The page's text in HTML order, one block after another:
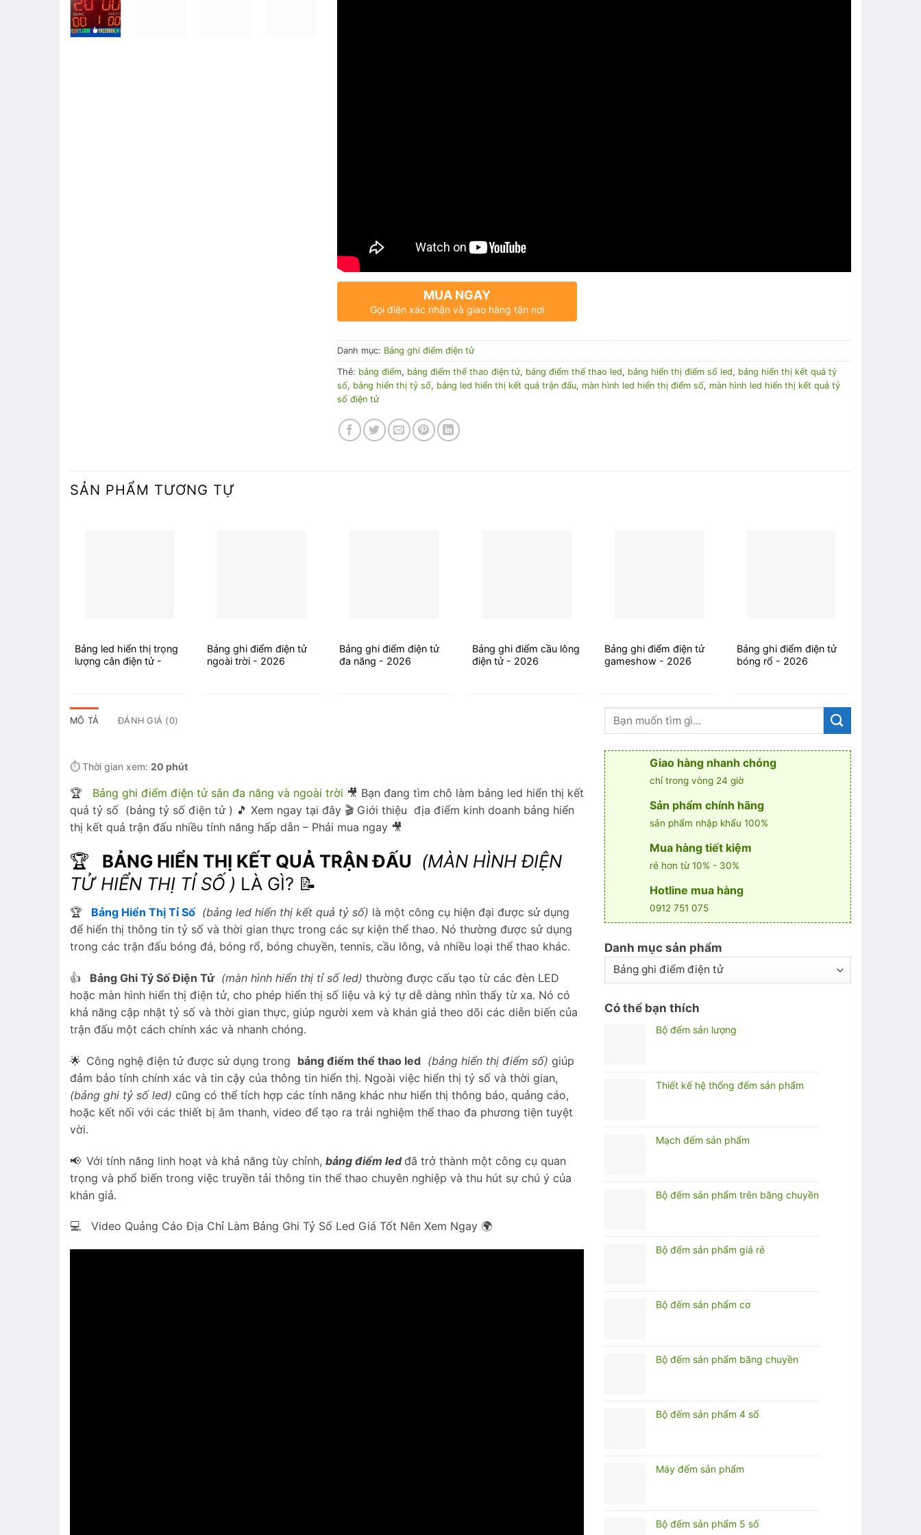
MUA NGAY
Gọi điện xác nhận và giao hàng tận nơi
Danh mục: Bảng ghi điểm điện tử
Thẻ: bảng điểm, bảng điểm thể thao điện tử, bảng điểm thể thao led, bảng hiển thị điểm số led, bảng hiển thị kết quả tỷ
số, bảng hiển thị tỷ số, bảng led hiển thị kết quả trận đấu, màn hình led hiển thị điểm số, màn hình led hiển thị kết quả tỷ
số điện tử
SẢN PHẨM TƯƠNG TỰ
Bảng led hiển thị trọng
lượng cân điện tử -
Bảng ghi điểm điện tử
ngoài trời - 2026
Bảng ghi điểm điện tử
đa năng - 2026
Bảng ghi điểm cầu lông
điện tử - 2026
Bảng ghi điểm điện tử
gameshow - 2026
Bảng ghi điểm điện tử
bóng rổ - 2026
MÔ TẢ ĐÁNH GIÁ (0)
⏱️ Thời gian xem: 20 phút
🏆 Bảng ghi điểm điện tử sân đa năng và ngoài trời 🎥 Bạn đang tìm chô làm bảng led hiển thị kết
quả tỷ số (bảng tỷ số điện tử ) 🎵 Xem ngay tại đây 🎬 Giới thiệu địa điểm kinh doanh bảng hiển
thị kết quả trận đấu nhiều tính năng hấp dẫn – Phải mua ngay 🎥
🏆 BẢNG HIỂN THỊ KẾT QUẢ TRẬN ĐẤU (MÀN HÌNH ĐIỆN
TỬ HIỂN THỊ TỈ SỐ ) LÀ GÌ? 📝
🏆 Bảng Hiển Thị Tỉ Số (bảng led hiển thị kết quả tỷ số) là một công cụ hiện đại được sử dụng
để hiển thị thông tin tỷ số và thời gian thực trong các sự kiện thể thao. Nó thường được sử dụng
trong các trận đấu bóng đá, bóng rổ, bóng chuyền, tennis, cầu lông, và nhiều loại thể thao khác.
👍 Bảng Ghi Tỷ Số Điện Tử (màn hình hiển thị tỉ số led) thường được cấu tạo từ các đèn LED
hoặc màn hình hiển thị điện tử, cho phép hiển thị số liệu và ký tự dễ dàng nhìn thấy từ xa. Nó có
khả năng cập nhật tỷ số và thời gian thực, giúp người xem và khán giả theo dõi các diễn biến của
trận đấu một cách chính xác và nhanh chóng.
🌟 Công nghệ điện tử được sử dụng trong bảng điểm thể thao led (bảng hiển thị điểm số) giúp
đảm bảo tính chính xác và tin cậy của thông tin hiển thị. Ngoài việc hiển thị tỷ số và thời gian,
(bảng ghi tỷ số led) cũng có thể tích hợp các tính năng khác như hiển thị thông báo, quảng cáo,
hoặc kết nối với các thiết bị âm thanh, video để tạo ra trải nghiệm thể thao đa phương tiện tuyệt
vời.
📢 Với tính năng linh hoạt và khả năng tùy chỉnh, bảng điểm ledđã trở thành một công cụ quan
trọng và phổ biến trong việc truyền tải thông tin thể thao chuyên nghiệp và thu hút sự chú ý của
khán giả.
💻 Video Quảng Cáo Địa Chỉ Làm Bảng Ghi Tỷ Số Led Giá Tốt Nên Xem Ngay 🌍
Giao hàng nhanh chóng
chỉ trong vòng 24 giờ
Sản phẩm chính hãng
sản phẩm nhập khẩu 100%
Mua hàng tiết kiệm
rẻ hơn từ 10% - 30%
Hotline mua hàng
0912 751 075
Danh mục sản phẩm
Có thể bạn thích
Bộ đếm sản lượng
Thiết kế hệ thống đếm sản phẩm
Mạch đếm sản phẩm
Bộ đếm sản phẩm trên băng chuyền
Bộ đếm sản phẩm giá rẻ
Bộ đếm sản phẩm cơ
Bộ đếm sản phẩm băng chuyền
Bộ đếm sản phẩm 4 số
Máy đếm sản phẩm
Bộ đếm sản phẩm 5 số